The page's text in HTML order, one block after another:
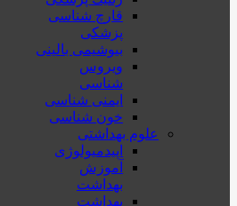
قارچ شناسی
پزشكی
بیوشیمی بالینی
ویروس
شناسی
ایمنی شناسی
خون شناسی
علوم بهداشتی
اپیدمیولوژی
آموزش
بهداشت
بهداشت